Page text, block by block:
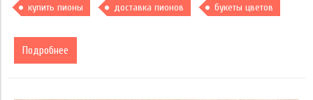
купить пионы доставка пионов букеты цветов
Подробнее